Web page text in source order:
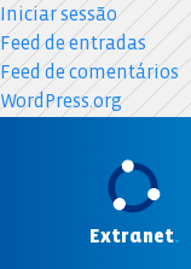
Iniciar sessão
Feed de entradas
Feed de comentários
WordPress.org
Extranet.